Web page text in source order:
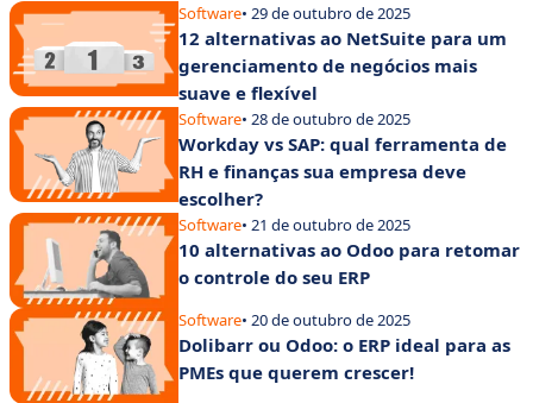
Software• 29 de outubro de 2025
12 alternativas ao NetSuite para um
gerenciamento de negócios mais
suave e flexível
Software• 28 de outubro de 2025
Workday vs SAP: qual ferramenta de
RH e finanças sua empresa deve
escolher?
Software• 21 de outubro de 2025
10 alternativas ao Odoo para retomar
o controle do seu ERP
Software• 20 de outubro de 2025
Dolibarr ou Odoo: o ERP ideal para as
PMEs que querem crescer!